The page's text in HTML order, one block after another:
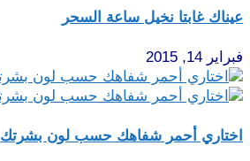
عيناك غابتا نخيل ساعة السحر
فبراير 14, 2015
اختاري أحمر شفاهك حسب لون بشرتك